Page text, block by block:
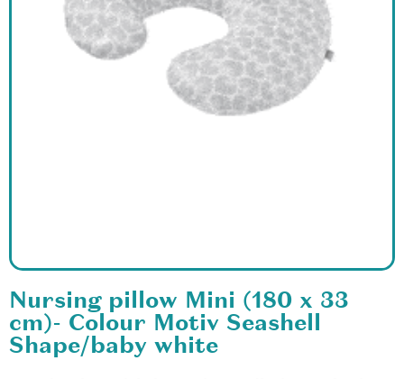
Nursing pillow Mini (180 x 33
cm)- Colour Motiv Seashell
Shape/baby white